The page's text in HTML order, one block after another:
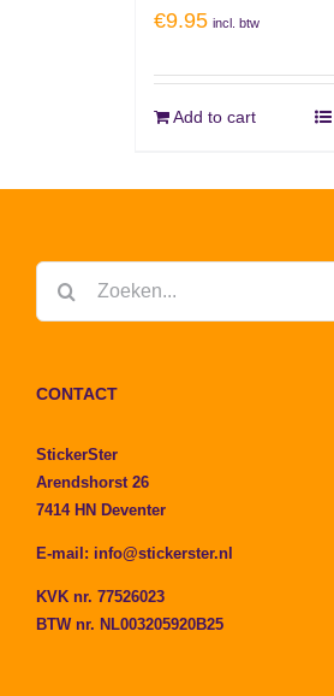
€9.95 incl. btw
Add to cart
naar:
CONTACT
StickerSter
Arendshorst 26
7414 HN Deventer
E-mail: info@stickerster.nl
KVK nr. 77526023
BTW nr. NL003205920B25